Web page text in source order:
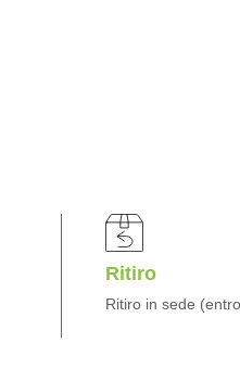
Ritiro
Ritiro in sede